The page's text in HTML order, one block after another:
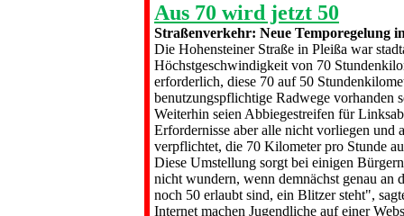
Aus 70 wird jetzt 50
Straßenverkehr: Neue Temporegelung
Die Hohensteiner Straße in Pleißa war
Höchstgeschwindigkeit von 70
erforderlich, diese 70 auf 50
benutzungspflichtige Radwege vorhanden
Weiterhin seien Abbiegestreifen für
Erfordernisse aber alle nicht vorliegen und
ver­pflichtet, die 70 Kilometer pro Stunde
Diese Umstellung sorgt bei einigen
nicht wun­dern, wenn demnächst genau
noch 50 erlaubt sind, ein Blitzer steht",
Inter­net machen Jugendliche auf ei­ner